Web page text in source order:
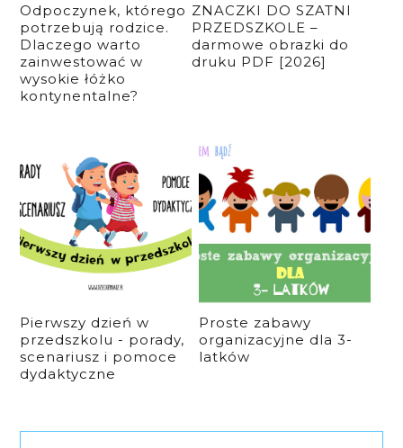
Odpoczynek, którego
potrzebują rodzice.
Dlaczego warto
zainwestować w
wysokie łóżko
kontynentalne?
ZNACZKI DO SZATNI
PRZEDSZKOLE –
darmowe obrazki do
druku PDF [2026]
Pierwszy dzień w
przedszkolu - porady,
scenariusz i pomoce
dydaktyczne
Proste zabawy
organizacyjne dla 3-
latków